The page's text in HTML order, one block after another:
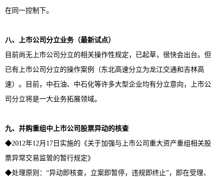
在同一控制下。
八、上市公司分立业务（最新试点）
目前尚无上市公司分立的相关操作性规定，已起草，很快会出台。但
已有上市公司分立的操作案例（东北高速分立为龙江交通和吉林高
速）。目前，中石油、中石化等许多大型企业均有分立意向，上市公
司分立将是一大业务拓展领域。
九、并购重组中上市公司股票异动的核查
◆2012年12月17日实施的《关于加强与上市公司重大资产重组相关股
票异常交易监管的暂行规定》
◆处理原则：“异动即核查，立案即暂停，违规即终止”，即在受理、